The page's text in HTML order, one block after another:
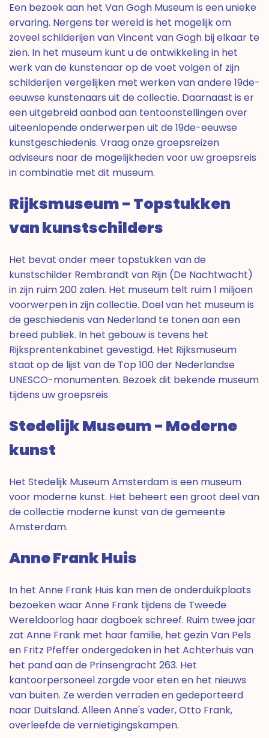
Een bezoek aan het Van Gogh Museum is een unieke
ervaring. Nergens ter wereld is het mogelijk om
zoveel schilderijen van Vincent van Gogh bij elkaar te
zien. In het museum kunt u de ontwikkeling in het
werk van de kunstenaar op de voet volgen of zijn
schilderijen vergelijken met werken van andere 19de-
eeuwse kunstenaars uit de collectie. Daarnaast is er
een uitgebreid aanbod aan tentoonstellingen over
uiteenlopende onderwerpen uit de 19de-eeuwse
kunstgeschiedenis. Vraag onze groepsreizen
adviseurs naar de mogelijkheden voor uw groepsreis
in combinatie met dit museum.
Rijksmuseum - Topstukken
van kunstschilders
Het bevat onder meer topstukken van de
kunstschilder Rembrandt van Rijn (De Nachtwacht)
in zijn ruim 200 zalen. Het museum telt ruim 1 miljoen
voorwerpen in zijn collectie. Doel van het museum is
de geschiedenis van Nederland te tonen aan een
breed publiek. In het gebouw is tevens het
Rijksprentenkabinet gevestigd. Het Rijksmuseum
staat op de lijst van de Top 100 der Nederlandse
UNESCO-monumenten. Bezoek dit bekende museum
tijdens uw groepsreis.
Stedelijk Museum - Moderne
kunst
Het Stedelijk Museum Amsterdam is een museum
voor moderne kunst. Het beheert een groot deel van
de collectie moderne kunst van de gemeente
Amsterdam.
Anne Frank Huis
In het Anne Frank Huis kan men de onderduikplaats
bezoeken waar Anne Frank tijdens de Tweede
Wereldoorlog haar dagboek schreef. Ruim twee jaar
zat Anne Frank met haar familie, het gezin Van Pels
en Fritz Pfeffer ondergedoken in het Achterhuis van
het pand aan de Prinsengracht 263. Het
kantoorpersoneel zorgde voor eten en het nieuws
van buiten. Ze werden verraden en gedeporteerd
naar Duitsland. Alleen Anne's vader, Otto Frank,
overleefde de vernietigingskampen.